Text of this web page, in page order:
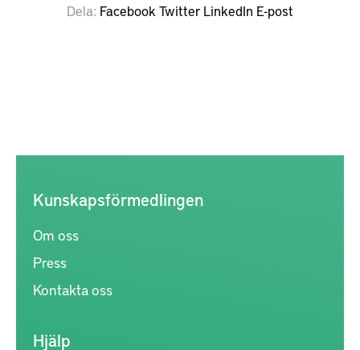
Dela Facebook Twitter LinkedIn E-post
Kunskapsförmedlingen
Om oss
Press
Kontakta oss
Hjälp